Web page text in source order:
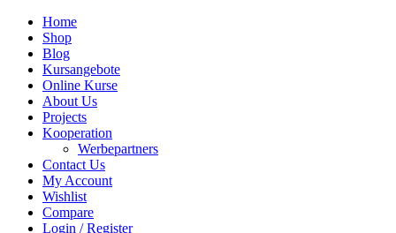
Home
Shop
Blog
Kursangebote
Online Kurse
About Us
Projects
Kooperation
Werbepartners
Contact Us
My Account
Wishlist
Compare
Login / Register